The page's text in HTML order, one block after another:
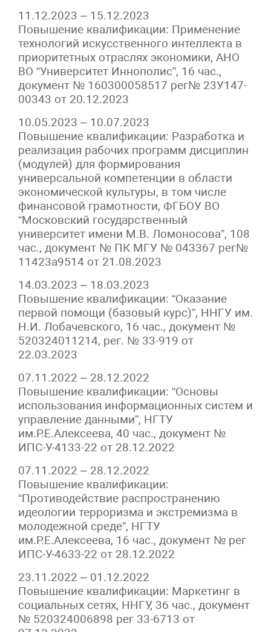
11.12.2023 – 15.12.2023
Повышение квалификации: Применение
технологий искусственного интеллекта в
приоритетных отраслях экономики, АНО
ВО “Университет Иннополис”, 16 час.,
документ № 160300058517 рег№ 23У147-
00343 от 20.12.2023
10.05.2023 – 10.07.2023
Повышение квалификации: Разработка и
реализация рабочих программ дисциплин
(модулей) для формирования
универсальной компетенции в области
экономической культуры, в том числе
финансовой грамотности, ФГБОУ ВО
“Московский государственный
университет имени М.В. Ломоносова”, 108
час., документ № ПК МГУ № 043367 рег№
11423а9514 от 21.08.2023
14.03.2023 – 18.03.2023
Повышение квалификации: “Оказание
первой помощи (базовый курс)”, ННГУ им.
Н.И. Лобачевского, 16 час., документ №
520324011214, рег. № 33-919 от
22.03.2023
07.11.2022 – 28.12.2022
Повышение квалификации: “Основы
использования информационных систем и
управление данными”, НГТУ
им.Р.Е.Алексеева, 40 час., документ №
ИПС-У-4133-22 от 28.12.2022
07.11.2022 – 28.12.2022
Повышение квалификации:
“Противодействие распространению
идеологии терроризма и экстремизма в
молодежной среде”, НГТУ
им.Р.Е.Алексеева, 16 час., документ № рег
ИПС-У-4633-22 от 28.12.2022
23.11.2022 – 01.12.2022
Повышение квалификации: Маркетинг в
социальных сетях, ННГУ, 36 час., документ
№ 520324006898 рег 33-6713 от